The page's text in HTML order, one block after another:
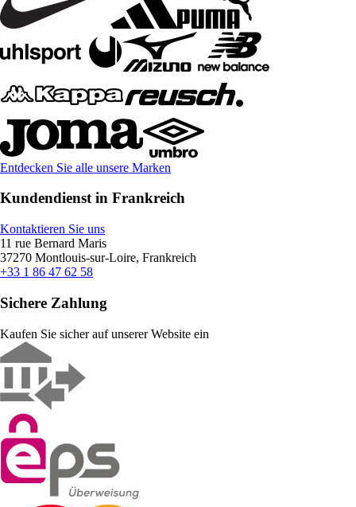
Entdecken Sie alle unsere Marken
Kundendienst in Frankreich
Kontaktieren Sie uns
11 rue Bernard Maris
37270 Montlouis-sur-Loire, Frankreich
+33 1 86 47 62 58
Sichere Zahlung
Kaufen Sie sicher auf unserer Website ein